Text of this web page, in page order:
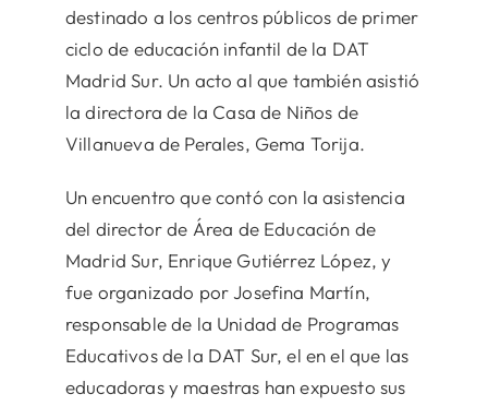
destinado a los centros públicos de primer
ciclo de educación infantil de la DAT
Madrid Sur. Un acto al que también asistió
la directora de la Casa de Niños de
Villanueva de Perales, Gema Torija.
Un encuentro que contó con la asistencia
del director de Área de Educación de
Madrid Sur, Enrique Gutiérrez López, y
fue organizado por Josefina Martín,
responsable de la Unidad de Programas
Educativos de la DAT Sur, el en el que las
educadoras y maestras han expuesto sus